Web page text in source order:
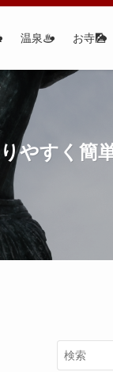
温泉♨ お寺🎑
やすく簡単